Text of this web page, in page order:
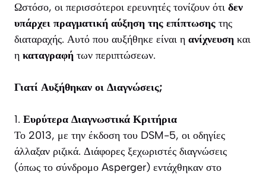
Ωστόσο, οι περισσότεροι ερευνητές τονίζουν ότι δεν
υπάρχει πραγματική αύξηση της επίπτωσης της
διαταραχής. Αυτό που αυξήθηκε είναι η ανίχνευση και
η καταγραφή των περιπτώσεων.
Γιατί Αυξήθηκαν οι Διαγνώσεις;
1. Ευρύτερα Διαγνωστικά Κριτήρια
Το 2013, με την έκδοση του DSM-5, οι οδηγίες
άλλαξαν ριζικά. Διάφορες ξεχωριστές διαγνώσεις
(όπως το σύνδρομο Asperger) εντάχθηκαν στο